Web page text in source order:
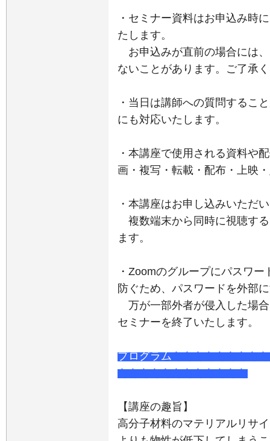
・セミナー資料はお申込み時
たします。
お申込みが直前の場合には
ないことがあります。ご了承
・当日は講師への質問するこ
にも対応いたします。
・本講座で使用される資料や
画・複写・転載・配布・上映
・本講座はお申し込みいただ
複数端末から同時に視聴す
ます。
・Zoomのグループにパスワ
防ぐため、パスワードを外部
万が一部外者が侵入した場
セミナーを終了いたします。
プログラムああああああああ
ああああああああああああ
【講座の趣旨】
高分子材料のマテリアルリサ